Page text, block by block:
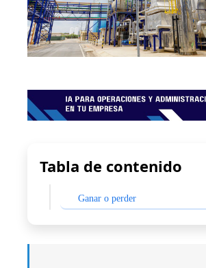
Tabla de contenido
Ganar o perder